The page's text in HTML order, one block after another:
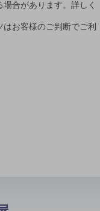
合があります。詳しく
お客様のご判断でご利